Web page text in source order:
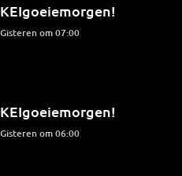
KEIgoeiemorgen!
Gisteren om 07:00
KEIgoeiemorgen!
Gisteren om 06:00